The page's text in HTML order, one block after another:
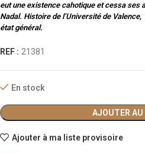
eut une existence cahotique et cessa ses
Nadal. Histoire de l’Université de
état général.
REF : 21381
En stock
AJOUTER AU
Ajouter à ma liste provisoire